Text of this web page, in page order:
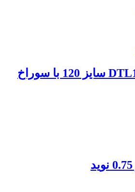
کابلشو بی متال DTL1 سایز 120 با سوراخ